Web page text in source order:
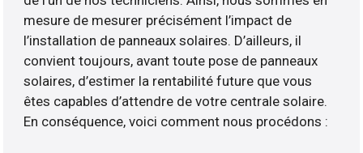
mesure de mesurer précisément l’impact de
l’installation de panneaux solaires. D’ailleurs, il
convient toujours, avant toute pose de panneaux
solaires, d’estimer la rentabilité future que vous
êtes capables d’attendre de votre centrale solaire.
En conséquence, voici comment nous procédons :